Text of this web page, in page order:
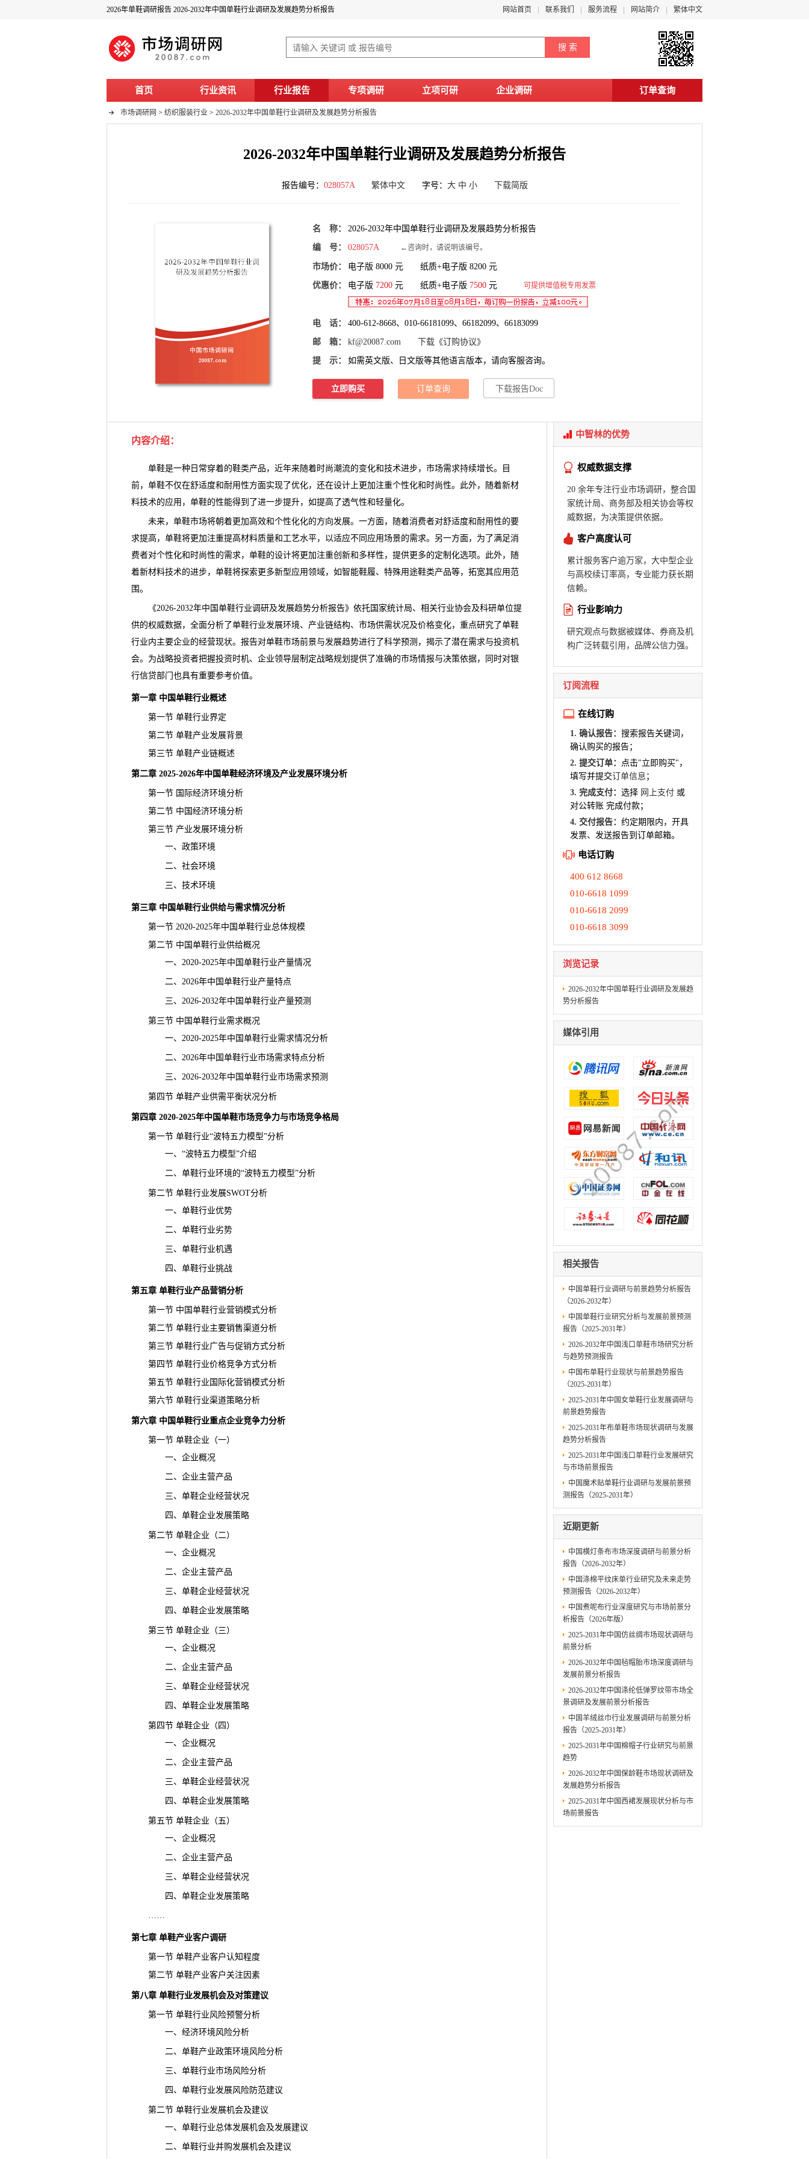
2026年单鞋调研报告 2026-2032年中国单鞋行业调研及发展趋势分析报告 网站首页 联系我们 服务流程 网站简介 繁体中文
首页 行业资讯 行业报告 专项调研 立项可研 企业调研 订单查询
市场调研网 > 纺织服装行业 > 2026-2032年中国单鞋行业调研及发展趋势分析报告
2026-2032年中国单鞋行业调研及发展趋势分析报告
报告编号： 028057A 繁体中文字号： 大 中 小 下载简版
名 称： 2026-2032年中国单鞋行业调研及发展趋势分析报告
编 号： 028057A ←咨询时，请说明该编号。
市场价： 电子版 8000 元 纸质+电子版 8200 元
优惠价： 电子版 7200 元 纸质+电子版 7500 元 可提供增值税专用发票
电 话： 400-612-8668、010-66181099、66182099、66183099
邮 箱： kf@20087.com 下载《订购协议》
提 示： 如需英文版、日文版等其他语言版本，请向客服咨询。
立即购买 订单查询 下载报告Doc
内容介绍：
单鞋是一种日常穿着的鞋类产品，近年来随着时尚潮流的变化和技术进步，市场需求持续增长。目
前，单鞋不仅在舒适度和耐用性方面实现了优化，还在设计上更加注重个性化和时尚性。此外，随着新材
料技术的应用， 单鞋的性能得到了进一步提升，如提高了透气性和轻量化。
未来，单鞋市场将朝着更加高效和个性化化的方向发展。一方面，随着消费者对舒适度和耐用性的要
求提高，单鞋将更加注重提高材料质量和工艺水平，以适应不同应用场景的需求。另一方面，为了满足消
费者对个性化和时尚性的需求，单鞋的设计将更加注重创新和多样性，提供更多的定制化选项。此外，随
着新材料技术的进步， 单鞋将探索更多新型应用领域，如智能鞋履、特殊用途鞋类产品等，拓宽其应用范
围。
《2026-2032年中国单鞋行业调研及发展趋势分析报告》依托国家统计局、相关行业协会及科研单位提
供的权威数据，全面分析了单鞋行业发展环境、产业链结构、市场供需状况及价格变化，重点研究了单鞋
行业内主要企业的经营现状。报告对单鞋市场前景与发展趋势进行了科学预测，揭示了潜在需求与投资机
会。为战略投资者把握投资时机、企业领导层制定战略规划提供了准确的市场情报与决策依据，同时对银
行信贷部门也具有重要参考价值。
第一章 中国单鞋行业概述
第一节 单鞋行业界定
第二节 单鞋产业发展背景
第三节 单鞋产业链概述
第二章 2025-2026年中国单鞋经济环境及产业发展环境分析
第一节 国际经济环境分析
第二节 中国经济环境分析
第三节 产业发展环境分析
一、政策环境
二、社会环境
三、技术环境
第三章 中国单鞋行业供给与需求情况分析
第一节 2020-2025年中国单鞋行业总体规模
第二节 中国单鞋行业供给概况
一、2020-2025年中国单鞋行业产量情况
二、2026年中国单鞋行业产量特点
三、2026-2032年中国单鞋行业产量预测
第三节 中国单鞋行业需求概况
一、2020-2025年中国单鞋行业需求情况分析
二、2026年中国单鞋行业市场需求特点分析
三、2026-2032年中国单鞋行业市场需求预测
第四节 单鞋产业供需平衡状况分析
第四章 2020-2025年中国单鞋市场竞争力与市场竞争格局
第一节 单鞋行业“波特五力模型”分析
一、“波特五力模型”介绍
二、单鞋行业环境的“波特五力模型”分析
第二节 单鞋行业发展SWOT分析
一、单鞋行业优势
二、单鞋行业劣势
三、单鞋行业机遇
四、单鞋行业挑战
第五章 单鞋行业产品营销分析
第一节 中国单鞋行业营销模式分析
第二节 单鞋行业主要销售渠道分析
第三节 单鞋行业广告与促销方式分析
第四节 单鞋行业价格竞争方式分析
第五节 单鞋行业国际化营销模式分析
第六节 单鞋行业渠道策略分析
第六章 中国单鞋行业重点企业竞争力分析
第一节 单鞋企业（一）
一、企业概况
二、企业主营产品
三、单鞋企业经营状况
四、单鞋企业发展策略
第二节 单鞋企业（二）
一、企业概况
二、企业主营产品
三、单鞋企业经营状况
四、单鞋企业发展策略
第三节 单鞋企业（三）
一、企业概况
二、企业主营产品
三、单鞋企业经营状况
四、单鞋企业发展策略
第四节 单鞋企业（四）
一、企业概况
二、企业主营产品
三、单鞋企业经营状况
四、单鞋企业发展策略
第五节 单鞋企业（五）
一、企业概况
二、企业主营产品
三、单鞋企业经营状况
四、单鞋企业发展策略
……
第七章 单鞋产业客户调研
第一节 单鞋产业客户认知程度
第二节 单鞋产业客户关注因素
第八章 单鞋行业发展机会及对策建议
第一节 单鞋行业风险预警分析
一、经济环境风险分析
二、单鞋产业政策环境风险分析
三、单鞋行业市场风险分析
四、单鞋行业发展风险防范建议
第二节 单鞋行业发展机会及建议
一、单鞋行业总体发展机会及发展建议
二、单鞋行业并购发展机会及建议
中智林的优势
权威数据支撑
20 余年专注行业市场调研，整合国
家统计局、商务部及相关协会等权
威数据，为决策提供依据。
客户高度认可
累计服务客户逾万家，大中型企业
与高校续订率高，专业能力获长期
信赖。
行业影响力
研究观点与数据被媒体、券商及机
构广泛转载引用，品牌公信力强。
订阅流程
在线订购
1. 确认报告： 搜索报告关键词，
确认购买的报告；
2. 提交订单： 点击"立即购买"，
填写并提交订单信息 ；
3. 完成支付： 选择 网上支付 或
对公转账 完成付款；
4. 交付报告： 约定期限内，开具
发票、发送报告到订单邮箱。
电话订购
400 612 8668
010-6618 1099
010-6618 2099
010-6618 3099
浏览记录
2026-2032年中国单鞋行业调研及发展趋
势分析报告
媒体引用
相关报告
中国单鞋行业调研与前景趋势分析报告
（2026-2032年）
中国单鞋行业研究分析与发展前景预测
报告（2025-2031年）
2026-2032年中国浅口单鞋市场研究分析
与趋势预测报告
中国布单鞋行业现状与前景趋势报告
（2025-2031年）
2025-2031年中国女单鞋行业发展调研与
前景趋势报告
2025-2031年布单鞋市场现状调研与发展
趋势分析报告
2025-2031年中国浅口单鞋行业发展研究
与市场前景报告
中国魔术贴单鞋行业调研与发展前景预
测报告（2025-2031年）
近期更新
中国横灯条布市场深度调研与前景分析
报告（2026-2032年）
中国涤棉平纹床单行业研究及未来走势
预测报告（2026-2032年）
中国煮呢布行业深度研究与市场前景分
析报告（2026年版）
2025-2031年中国仿丝绸市场现状调研与
前景分析
2026-2032年中国毡帽胎市场深度调研与
发展前景分析报告
2026-2032年中国涤纶低弹罗纹带市场全
景调研及发展前景分析报告
中国羊绒丝巾行业发展调研与前景分析
报告（2025-2031年）
2025-2031年中国棉帽子行业研究与前景
趋势
2026-2032年中国保龄鞋市场现状调研及
发展趋势分析报告
2025-2031年中国西裙发展现状分析与市
场前景报告